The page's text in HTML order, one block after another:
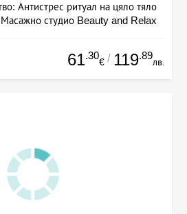
Антистрес ритуал на цяло тяло
студио Beauty and Relax
61.30
€ / 119.89
лв.